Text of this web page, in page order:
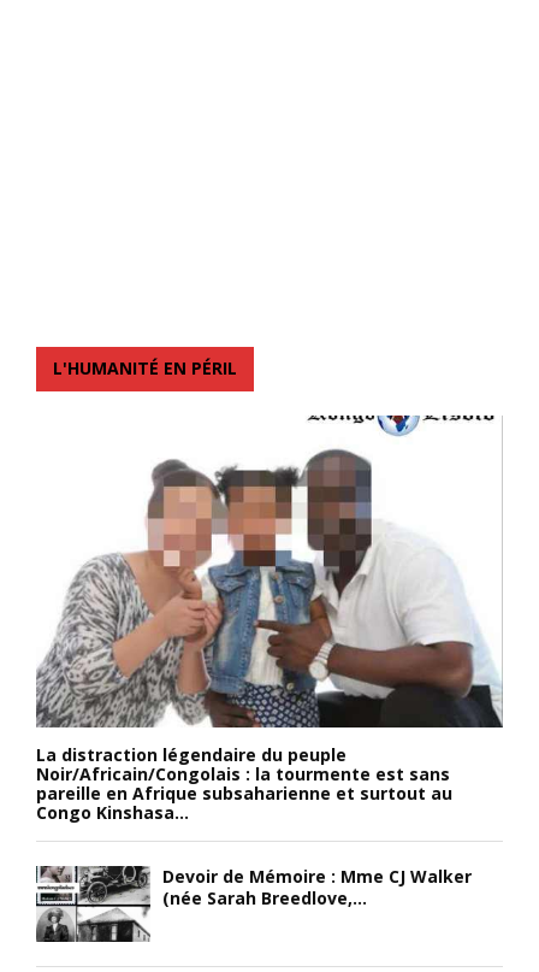
L'HUMANITÉ EN PÉRIL
La distraction légendaire du peuple
Noir/Africain/Congolais : la tourmente est sans
pareille en Afrique subsaharienne et surtout au
Congo Kinshasa...
Devoir de Mémoire : Mme CJ Walker
(née Sarah Breedlove,...